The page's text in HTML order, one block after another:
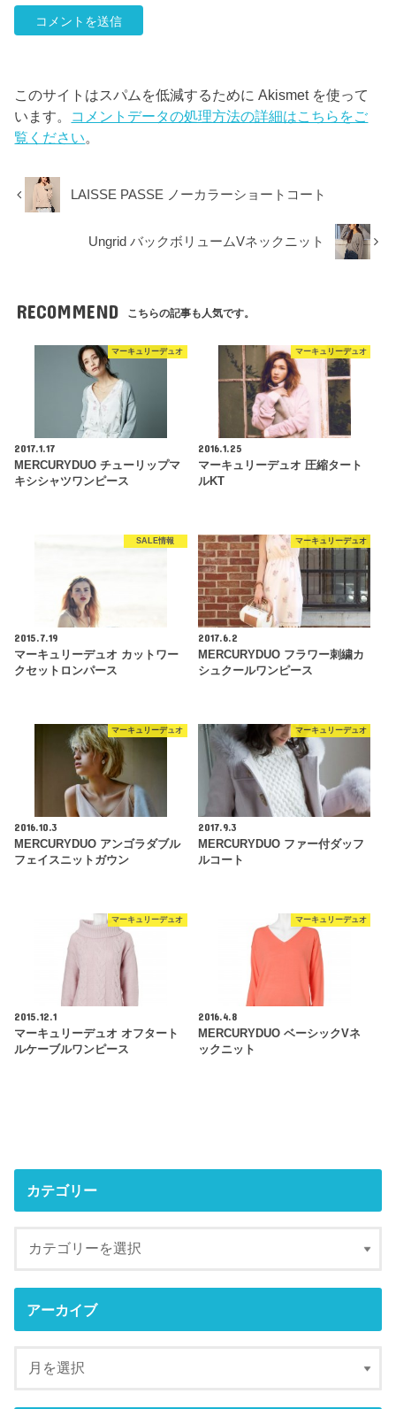
このサイトはスパムを低減するために Akismet を使って
います。 コメントデータの処理方法の詳細はこちらをご
覧ください。
LAISSE PASSE ノーカラーショートコート
Ungrid バックボリュームVネックニット
RECOMMEND こちらの記事も人気です。
マーキュリーデュオ
2017.1.17
MERCURYDUO チューリップマ
キシシャツワンピース
マーキュリーデュオ
2016.1.25
マーキュリーデュオ 圧縮タート
ルKT
SALE情報
2015.7.19
マーキュリーデュオ カットワー
クセットロンパース
マーキュリーデュオ
2017.6.2
MERCURYDUO フラワー刺繍カ
シュクールワンピース
マーキュリーデュオ
2016.10.3
MERCURYDUO アンゴラダブル
フェイスニットガウン
マーキュリーデュオ
2017.9.3
MERCURYDUO ファー付ダッフ
ルコート
マーキュリーデュオ
2015.12.1
マーキュリーデュオ オフタート
ルケーブルワンピース
マーキュリーデュオ
2016.4.8
MERCURYDUO ベーシックVネ
ックニット
カテゴリー
アーカイブ